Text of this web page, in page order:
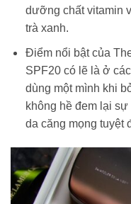
dưỡng chất vitamin
trà xanh.
Điểm nổi bật của
SPF20 có lẽ là ở
dùng một mình khi
không hề đem lại
da căng mọng tuyệt